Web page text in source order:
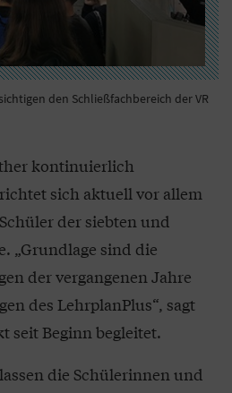
den Schließfachbereich der VR
kontinuierlich
sich aktuell vor allem
der siebten und
„Grundlage sind die
der vergangenen Jahre
des LehrplanPlus“, sagt
seit Beginn begleitet.
die Schülerinnen und